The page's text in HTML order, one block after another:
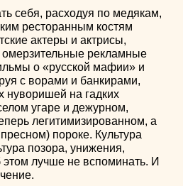
себя, расходуя по медякам,
ресторанным костям
актеры и актрисы,
рекламные
о «русской мафии» и
с ворами и банкирами,
нуворишей на гадких
угаре и дежурном,
легитимизированном, а
пороке. Культура
позора, унижения,
лучше не вспоминать. И